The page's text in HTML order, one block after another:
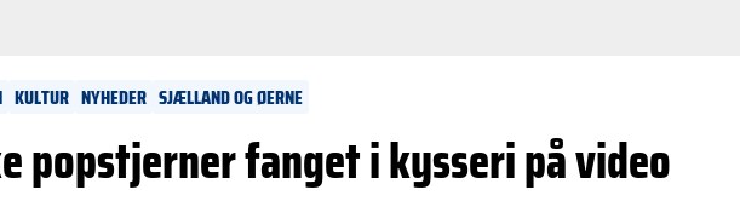
KULTUR NYHEDER SJÆLLAND OG ØERNE
popstjerner fanget i kysseri på video